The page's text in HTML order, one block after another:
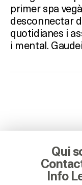
primer spa
desconnectar
quotidianes i
i mental.
Qui
Info